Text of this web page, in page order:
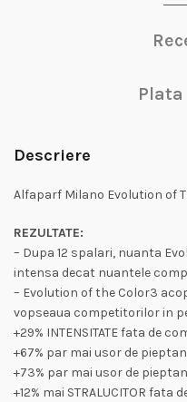
Descriere
Alfaparf Milano Evolution of
REZULTATE:
– Dupa 12 spalari, nuanta
intensa decat nuantele
– Evolution of the Color3
vopseaua competitorilor in
+29% INTENSITATE fata de
+67% par mai usor de
+73% par mai usor de
+12% mai STRALUCITOR fata